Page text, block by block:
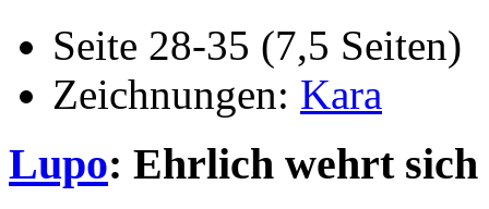
Seite 28-35 (7,5 Seiten)
Zeichnungen: Kara
Lupo: Ehrlich wehrt sich